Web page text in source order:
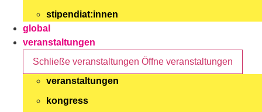
stipendiat:innen
global
veranstaltungen
Schließe veranstaltungen Öffne veranstaltungen
veranstaltungen
kongress